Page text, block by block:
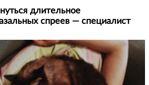
длительное
спреев — специалист